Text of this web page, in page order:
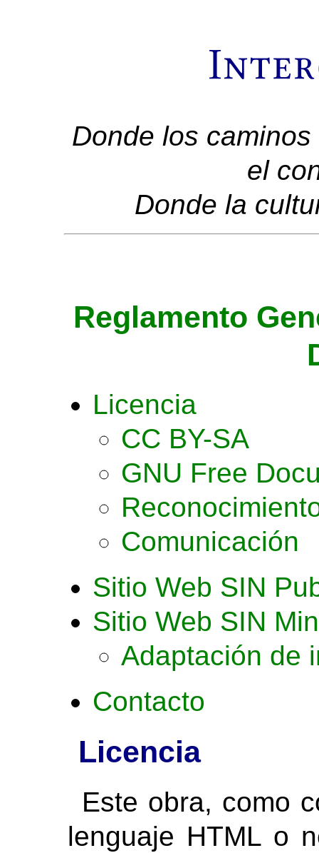
Donde los
el
Donde la
Reglamento
Licencia
CC BY-SA
GNU Free
Comunicación
Sitio Web SIN
Sitio Web SIN
Adaptación de
Contacto
Licencia
Este obra, como
lenguaje HTML o